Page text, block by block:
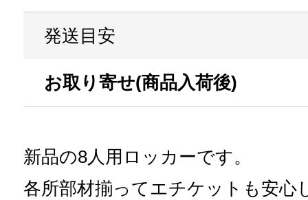
発送目安
お取り寄せ(商品入荷後)
新品の8人用ロッカーです。
各所部材揃ってエチケットも安心